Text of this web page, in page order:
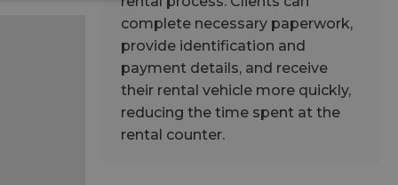
complete necessary paperwork,
provide identification and
payment details, and receive
their rental vehicle more quickly,
reducing the time spent at the
rental counter.
și gestionarea